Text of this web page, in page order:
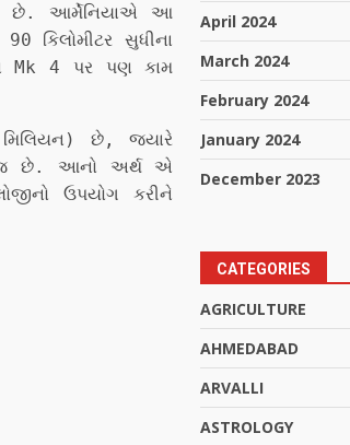
છે. આર્મેનિયાએ આ
કિલોમીટર સુધીના
Mk 4 પર પણ કામ
છે, જ્યારે
છે. આનો અર્થ એ
ઉપયોગ કરીને
April 2024
March 2024
February 2024
January 2024
December 2023
CATEGORIES
AGRICULTURE
AHMEDABAD
ARVALLI
ASTROLOGY